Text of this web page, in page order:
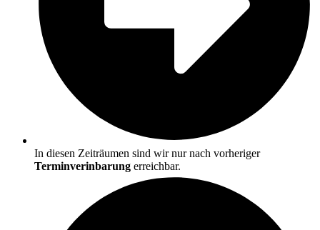
In diesen Zeiträumen sind wir nur nach vorheriger
Terminverinbarung erreichbar.